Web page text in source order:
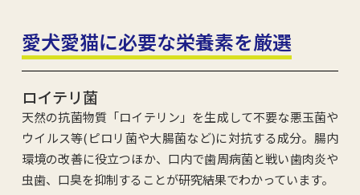
愛犬愛猫に必要な栄養素を厳選
ロイテリ菌
天然の抗菌物質「ロイテリン」を生成して不要な悪玉菌や
ウイルス等(ピロリ菌や大腸菌など)に対抗する成分。腸内
環境の改善に役立つほか、口内で歯周病菌と戦い歯肉炎や
虫歯、口臭を抑制することが研究結果でわかっています。